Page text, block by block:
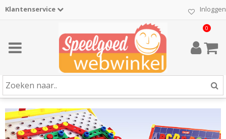
Inloggen
Klantenservice
0